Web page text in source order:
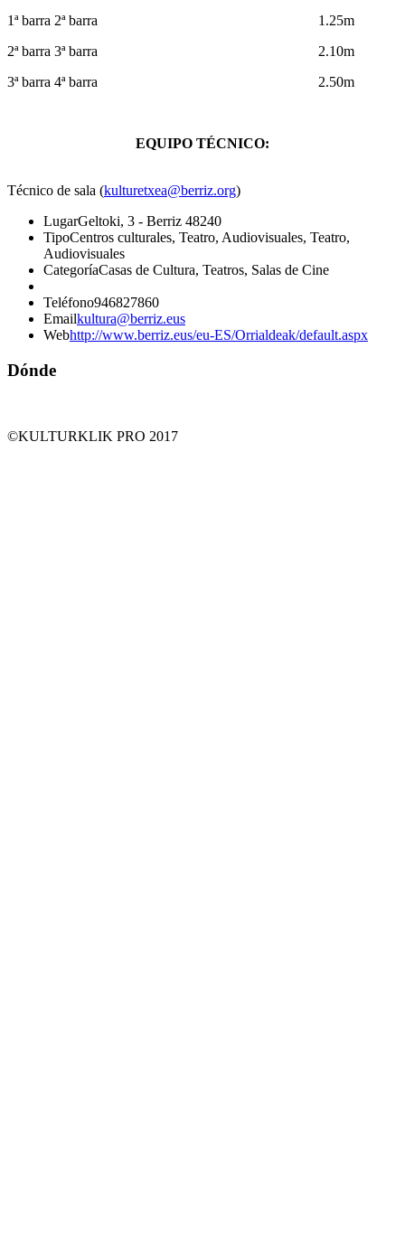
1ª barra 2ª barra 1.25m
2ª barra 3ª barra 2.10m
3ª barra 4ª barra 2.50m
EQUIPO TÉCNICO:
Técnico de sala (kulturetxea@berriz.org)
LugarGeltoki, 3 - Berriz 48240
TipoCentros culturales, Teatro, Audiovisuales, Teatro,
Audiovisuales
CategoríaCasas de Cultura, Teatros, Salas de Cine
Teléfono946827860
Emailkultura@berriz.eus
Webhttp://www.berriz.eus/eu-ES/Orrialdeak/default.aspx
Dónde
©KULTURKLIK PRO 2017